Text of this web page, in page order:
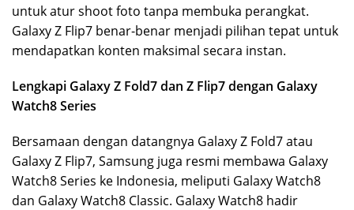
untuk atur shoot foto tanpa membuka perangkat.
Galaxy Z Flip7 benar-benar menjadi pilihan tepat untuk
mendapatkan konten maksimal secara instan.
Lengkapi Galaxy Z Fold7 dan Z Flip7 dengan Galaxy
Watch8 Series
Bersamaan dengan datangnya Galaxy Z Fold7 atau
Galaxy Z Flip7, Samsung juga resmi membawa Galaxy
Watch8 Series ke Indonesia, meliputi Galaxy Watch8
dan Galaxy Watch8 Classic. Galaxy Watch8 hadir